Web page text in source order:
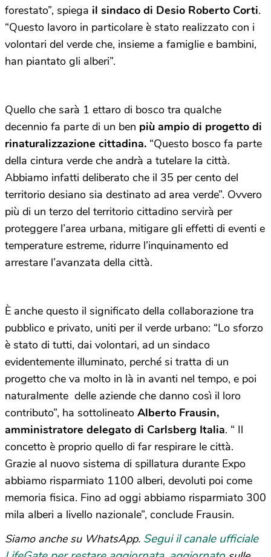
forestato”, spiega il sindaco di Desio Roberto Corti.
“Questo lavoro in particolare è stato realizzato con i
volontari del verde che, insieme a famiglie e bambini,
han piantato gli alberi”.
Quello che sarà 1 ettaro di bosco tra qualche
decennio fa parte di un ben più ampio di progetto di
rinaturalizzazione cittadina. “Questo bosco fa parte
della cintura verde che andrà a tutelare la città.
Abbiamo infatti deliberato che il 35 per cento del
territorio desiano sia destinato ad area verde”. Ovvero
più di un terzo del territorio cittadino servirà per
proteggere l’area urbana, mitigare gli effetti di eventi e
temperature estreme, ridurre l’inquinamento ed
arrestare l’avanzata della città.
È anche questo il significato della collaborazione tra
pubblico e privato, uniti per il verde urbano: “Lo sforzo
è stato di tutti, dai volontari, ad un sindaco
evidentemente illuminato, perché si tratta di un
progetto che va molto in là in avanti nel tempo, e poi
naturalmente delle aziende che danno così il loro
contributo”, ha sottolineato Alberto Frausin,
amministratore delegato di Carlsberg Italia. “ Il
concetto è proprio quello di far respirare le città.
Grazie al nuovo sistema di spillatura durante Expo
abbiamo risparmiato 1100 alberi, devoluti poi come
memoria fisica. Fino ad oggi abbiamo risparmiato 300
mila alberi a livello nazionale”, conclude Frausin.
Siamo anche su WhatsApp. Segui il canale ufficiale